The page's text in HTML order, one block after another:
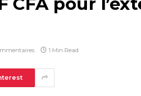
1 Min Read